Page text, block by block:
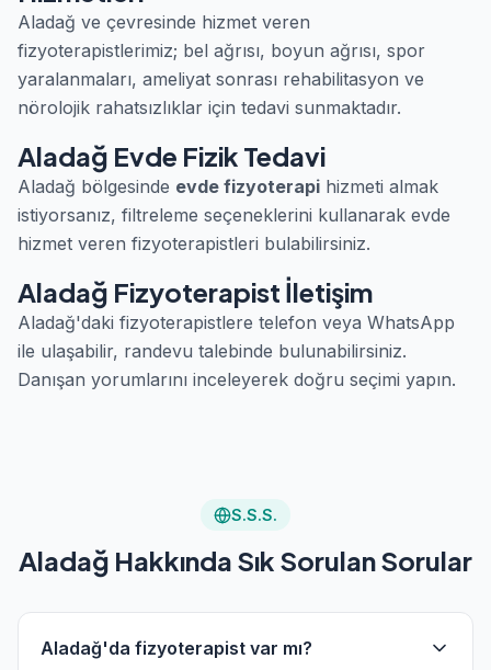
Aladağ ve çevresinde hizmet veren
fizyoterapistlerimiz; bel ağrısı, boyun ağrısı, spor
yaralanmaları, ameliyat sonrası rehabilitasyon ve
nörolojik rahatsızlıklar için tedavi sunmaktadır.
Aladağ Evde Fizik Tedavi
Aladağ bölgesinde evde fizyoterapi hizmeti almak
istiyorsanız, filtreleme seçeneklerini kullanarak evde
hizmet veren fizyoterapistleri bulabilirsiniz.
Aladağ Fizyoterapist İletişim
Aladağ'daki fizyoterapistlere telefon veya WhatsApp
ile ulaşabilir, randevu talebinde bulunabilirsiniz.
Danışan yorumlarını inceleyerek doğru seçimi yapın.
S.S.S.
Aladağ Hakkında Sık Sorulan Sorular
Aladağ'da fizyoterapist var mı?